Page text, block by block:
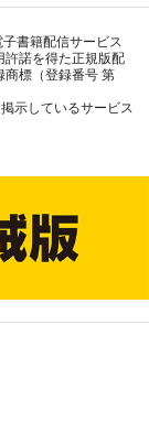
書籍配信サービス
許諾を得た正規版配
商標（登録番号 第
示しているサービス